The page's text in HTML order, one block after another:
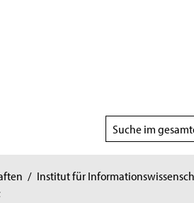
Suchbereich
wählen
/ Institut für